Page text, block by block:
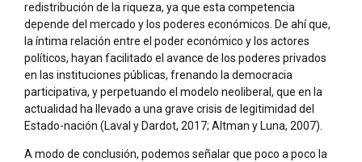
redistribución de la riqueza, ya que esta competencia
depende del mercado y los poderes económicos. De ahí que,
la íntima relación entre el poder económico y los actores
políticos, hayan facilitado el avance de los poderes privados
en las instituciones públicas, frenando la democracia
participativa, y perpetuando el modelo neoliberal, que en la
actualidad ha llevado a una grave crisis de legitimidad del
Estado-nación (Laval y Dardot, 2017; Altman y Luna, 2007).
A modo de conclusión, podemos señalar que poco a poco la